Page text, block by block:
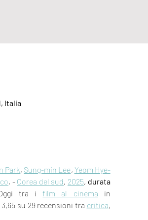
Italia
Park, Sung-min Lee, Yeom Hye-
, - Corea del sud , 2025, durata
tra i film al cinema
3,65 su 29 recensioni tra critica